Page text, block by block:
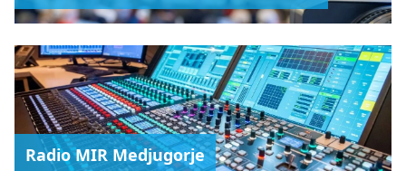
Radio MIR Medjugorje